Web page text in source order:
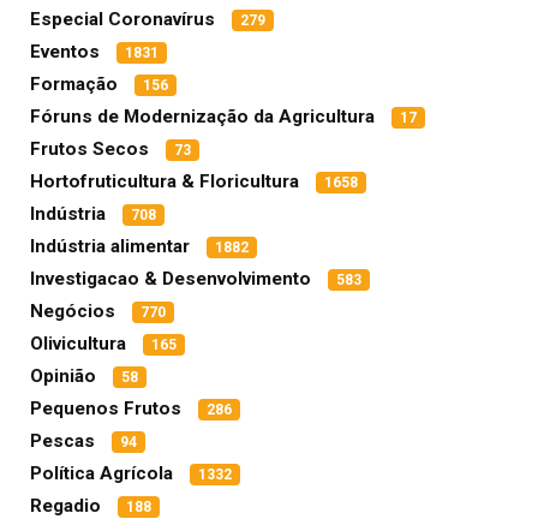
Especial Coronavírus 279
Eventos 1831
Formação 156
Fóruns de Modernização da Agricultura 17
Frutos Secos 73
Hortofruticultura & Floricultura 1658
Indústria 708
Indústria alimentar 1882
Investigacao & Desenvolvimento 583
Negócios 770
Olivicultura 165
Opinião 58
Pequenos Frutos 286
Pescas 94
Política Agrícola 1332
Regadio 188